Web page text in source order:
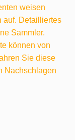
weisen
auf. Detailliertes
Sammler.
können von
Sie diese
Nachschlagen